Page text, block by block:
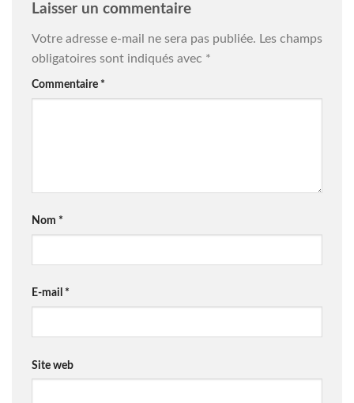
Laisser un commentaire
Votre adresse e-mail ne sera pas publiée. Les champs
obligatoires sont indiqués avec *
Commentaire *
Nom *
E-mail *
Site web